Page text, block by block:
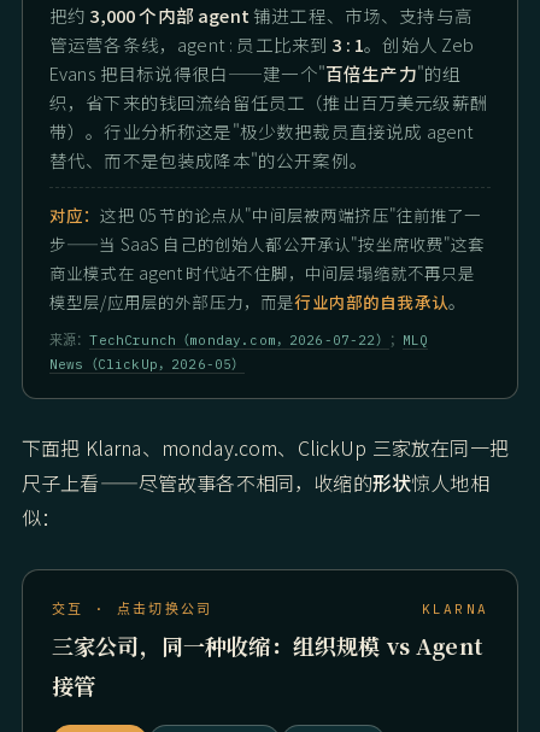
把约 3,000 个内部 agent铺进工程、市场、支持与高
管运营各条线，agent : 员工比来到 3 : 1。创始人 Zeb
Evans 把目标说得很白——建一个"百倍生产力"的组
织，省下来的钱回流给留任员工（推出百万美元级薪酬
带）。行业分析称这是"极少数把裁员直接说成 agent
替代、而不是包装成降本"的公开案例。
对应：这把 05 节的论点从"中间层被两端挤压"往前推了一
步——当 SaaS 自己的创始人都公开承认"按坐席收费"这套
商业模式在 agent 时代站不住脚，中间层塌缩就不再只是
模型层/应用层的外部压力，而是行业内部的自我承认。
来源：TechCrunch（monday.com，2026-07-22） ； MLQ
News（ClickUp，2026-05）
下面把 Klarna、monday.com、ClickUp 三家放在同一把
尺子上看——尽管故事各不相同，收缩的形状惊人地相
似：
交互 · 点击切换公司 KLARNA
三家公司，同一种收缩：组织规模 vs Agent
接管